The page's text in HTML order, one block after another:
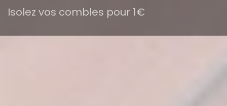
Isolez vos combles pour 1€